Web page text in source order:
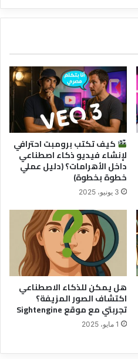
كيف تكتب برومبت احترافي
لإنشاء فيديو ذكاء اصطناعي
داخل الأهرامات؟ (دليل عملي
خطوة بخطوة)
3 يونيو، 2025
هل يمكن للذكاء الاصطناعي
اكتشاف الصور المزيفة؟
تجربتي مع موقع Sightengine
1 مايو، 2025